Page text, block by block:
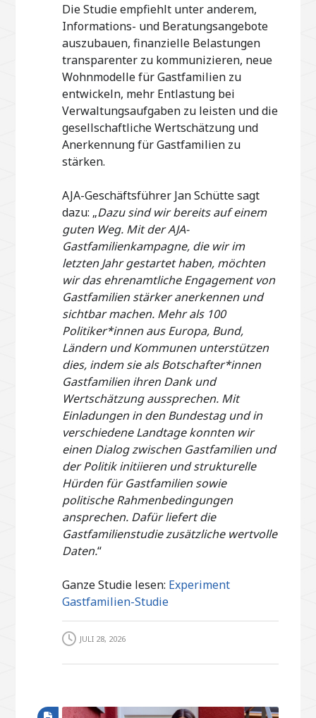
Die Studie empfiehlt unter anderem,
Informations- und Beratungsangebote
auszubauen, finanzielle Belastungen
transparenter zu kommunizieren, neue
Wohnmodelle für Gastfamilien zu
entwickeln, mehr Entlastung bei
Verwaltungsaufgaben zu leisten und die
gesellschaftliche Wertschätzung und
Anerkennung für Gastfamilien zu
stärken.
AJA-Geschäftsführer Jan Schütte sagt
dazu: „Dazu sind wir bereits auf einem
guten Weg. Mit der AJA-
Gastfamilienkampagne, die wir im
letzten Jahr gestartet haben, möchten
wir das ehrenamtliche Engagement von
Gastfamilien stärker anerkennen und
sichtbar machen. Mehr als 100
Politiker*innen aus Europa, Bund,
Ländern und Kommunen unterstützen
dies, indem sie als Botschafter*innen
Gastfamilien ihren Dank und
Wertschätzung aussprechen. Mit
Einladungen in den Bundestag und in
verschiedene Landtage konnten wir
einen Dialog zwischen Gastfamilien und
der Politik initiieren und strukturelle
Hürden für Gastfamilien sowie
politische Rahmenbedingungen
ansprechen. Dafür liefert die
Gastfamilienstudie zusätzliche wertvolle
Daten.“
Ganze Studie lesen: Experiment
Gastfamilien-Studie
JULI 28, 2026